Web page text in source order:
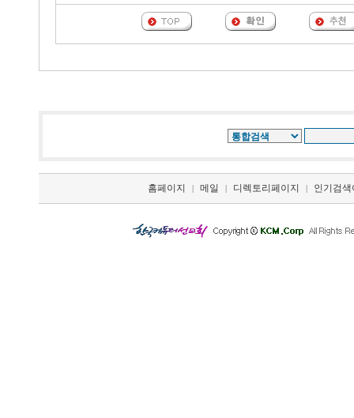
홈페이지 | 메일 | 디렉토리페이지 | 인기검색